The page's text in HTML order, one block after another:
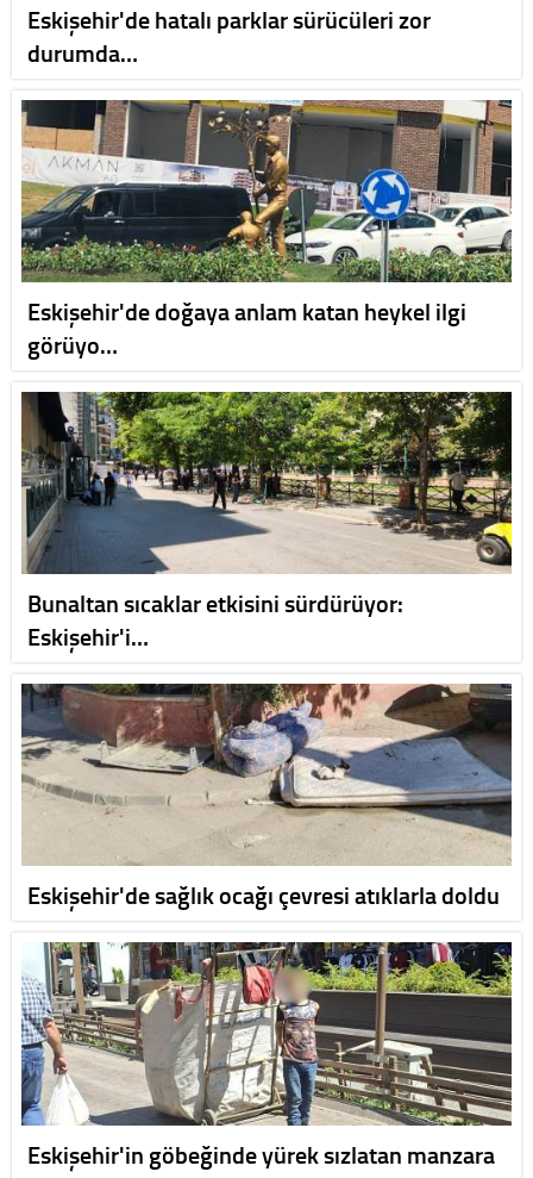
Eskişehir'de hatalı parklar sürücüleri zor
durumda…
Eskişehir'de doğaya anlam katan heykel ilgi
görüyo…
Bunaltan sıcaklar etkisini sürdürüyor:
Eskişehir'i…
Eskişehir'de sağlık ocağı çevresi atıklarla doldu
Eskişehir'in göbeğinde yürek sızlatan manzara